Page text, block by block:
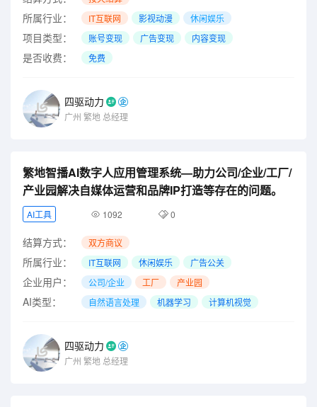
所属行业： IT互联网 影视动漫 休闲娱乐
项目类型： 账号变现 广告变现 内容变现
是否收费： 免费
四驱动力
广州 繁地 总经理
繁地智播AI数字人应用管理系统—助力公司/企业/工厂/
产业园解决自媒体运营和品牌IP打造等存在的问题。
AI工具 1092 0
结算方式： 双方商议
所属行业： IT互联网 休闲娱乐 广告公关
企业用户： 公司/企业 工厂 产业园
AI类型： 自然语言处理 机器学习 计算机视觉
四驱动力
广州 繁地 总经理